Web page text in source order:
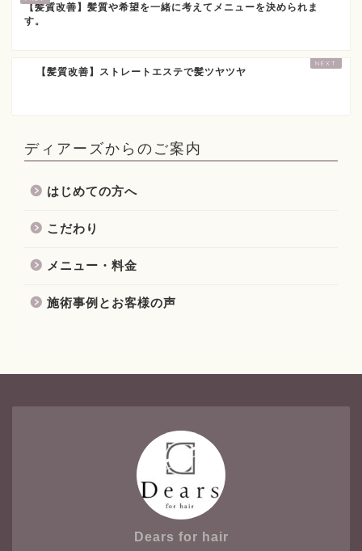
【髪質改善】髪質や希望を一緒に考えてメニューを決められま
す。
【髪質改善】ストレートエステで髪ツヤツヤ
ディアーズからのご案内
はじめての方へ
こだわり
メニュー・料金
施術事例とお客様の声
Dears for hair